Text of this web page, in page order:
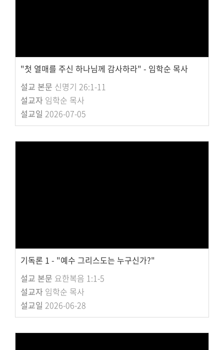
"첫 열매를 주신 하나님께 감사하라" - 임학순 목사
설교 본문 신명기 26:1-11
설교자 임학순 목사
설교일 2026-07-05
기독론 1 - "예수 그리스도는 누구신가?"
설교 본문 요한복음 1:1-5
설교자 임학순 목사
설교일 2026-06-28